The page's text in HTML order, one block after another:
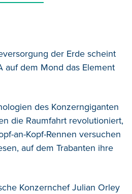
der Erde scheint
auf dem Mond das Element
des Konzerngiganten
die Raumfahrt revolutioniert,
an-Kopf-Rennen versuchen
auf dem Trabanten ihre
Konzernchef Julian Orley